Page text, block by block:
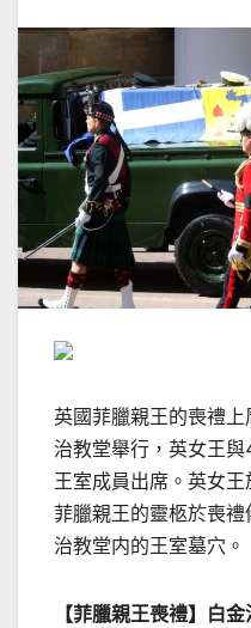
英國菲臘親王的喪禮
治教堂舉行，英女王
王室成員出席。英女王
菲臘親王的靈柩於喪
治教堂内的王室墓穴。
【菲臘親王喪禮】白